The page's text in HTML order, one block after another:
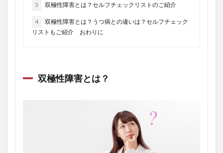
3 双極性障害とは？セルフチェックリストのご紹介
4
双極性障害とは？うつ病との違いは？セルフチェック
リストもご紹介 おわりに
双極性障害とは？